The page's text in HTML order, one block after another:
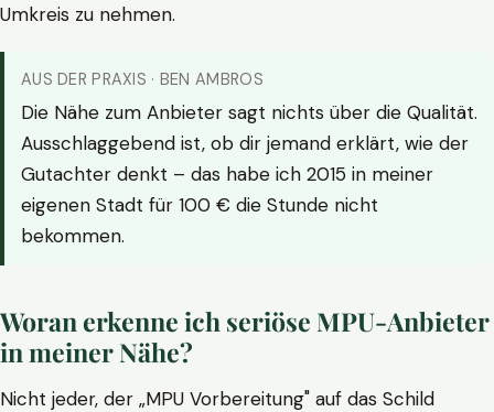
Umkreis zu nehmen.
AUS DER PRAXIS · BEN AMBROS
Die Nähe zum Anbieter sagt nichts über die Qualität.
Ausschlaggebend ist, ob dir jemand erklärt, wie der
Gutachter denkt – das habe ich 2015 in meiner
eigenen Stadt für 100 € die Stunde nicht
bekommen.
Woran erkenne ich seriöse MPU-Anbieter
in meiner Nähe?
Nicht jeder, der „MPU Vorbereitung" auf das Schild